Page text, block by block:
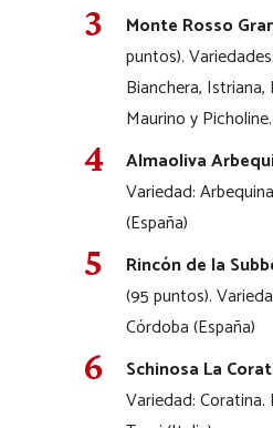
Monte Rosso
puntos).
Bianchera, Istriana,
Maurino y
Almaoliva
Variedad:
(España)
Rincón de la
(95 puntos).
Córdoba (España)
Schinosa La
Variedad: